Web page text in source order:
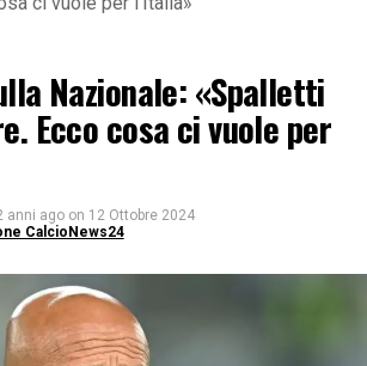
Nazionale: «Spalletti
Ecco cosa ci vuole per
anni ago on 12 Ottobre 2024
CalcioNews24